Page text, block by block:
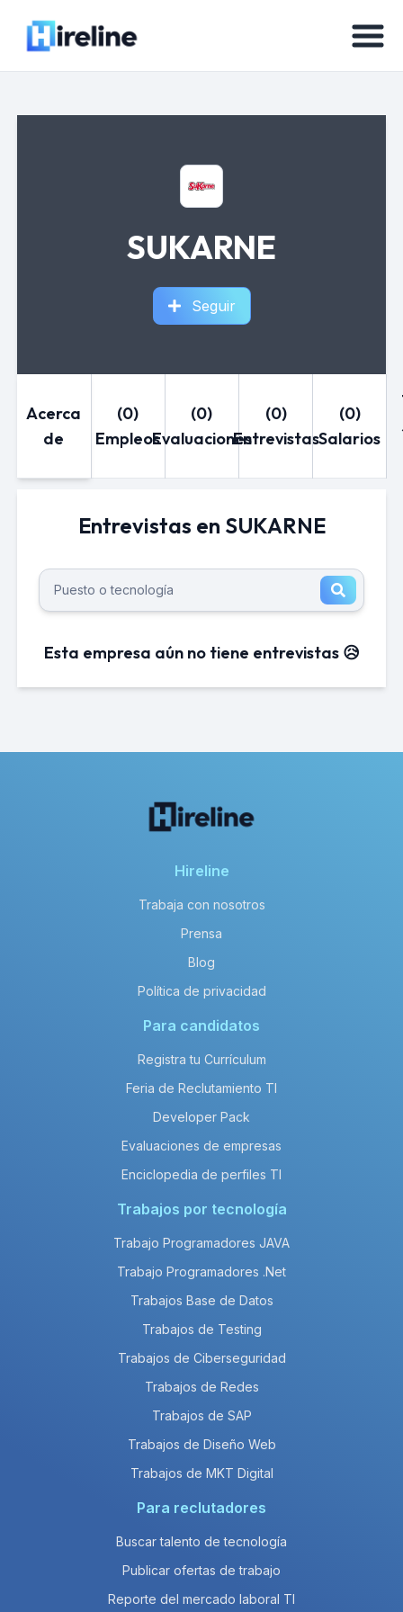
SUKARNE
Seguir
Acerca
de
(0)
Empleos
(0)
Evaluaciones
(0)
Entrevistas
(0)
Salarios
Entrevistas en SUKARNE
Esta empresa aún no tiene entrevistas 😥
Hireline
Trabaja con nosotros
Prensa
Blog
Política de privacidad
Para candidatos
Registra tu Currículum
Feria de Reclutamiento TI
Developer Pack
Evaluaciones de empresas
Enciclopedia de perfiles TI
Trabajos por tecnología
Trabajo Programadores JAVA
Trabajo Programadores .Net
Trabajos Base de Datos
Trabajos de Testing
Trabajos de Ciberseguridad
Trabajos de Redes
Trabajos de SAP
Trabajos de Diseño Web
Trabajos de MKT Digital
Para reclutadores
Buscar talento de tecnología
Publicar ofertas de trabajo
Reporte del mercado laboral TI